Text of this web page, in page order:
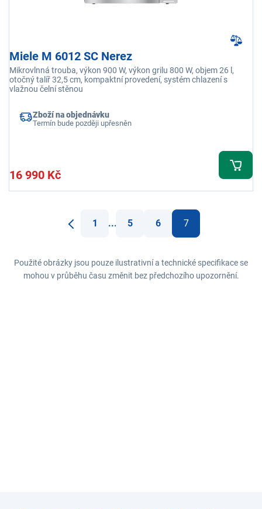
Miele M 6012 SC Nerez
Mikrovlnná trouba, výkon 900 W, výkon grilu 800 W, objem 26 l,
otočný talíř 32,5 cm, kompaktní provedení, systém chlazení s
vlažnou čelní stěnou
Zboží na objednávku
Termín bude později upřesněn
16 990 Kč
1 ... 5 6 7
Použité obrázky jsou pouze ilustrativní a technické specifikace se
mohou v průběhu času změnit bez předchozího upozornění.